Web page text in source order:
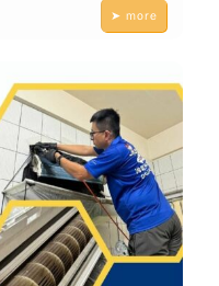
➤ more